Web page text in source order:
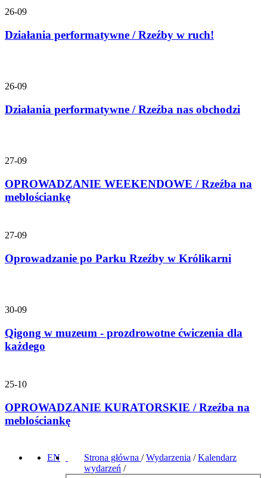
26-09
Działania performatywne / Rzeźby w ruch!
26-09
Działania performatywne / Rzeźba nas obchodzi
27-09
OPROWADZANIE WEEKENDOWE / Rzeźba na
meblościankę
27-09
Oprowadzanie po Parku Rzeźby w Królikarni
30-09
Qigong w muzeum - prozdrowotne ćwiczenia dla
każdego
25-10
OPROWADZANIE KURATORSKIE / Rzeźba na
meblościankę
EN Strona główna / Wydarzenia /Kalendarz
wydarzeń /